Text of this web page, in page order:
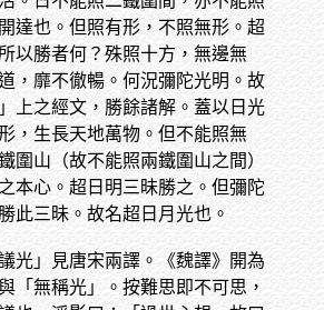
達也。但照有形，不照無形。超
以勝者何？殊照十方，無邊無
，靡不徹暢。何況彌陀光明。故
上之經文，勝餘諸解。蓋以日光
，生長天地萬物。但不能照無
圍山（故不能照兩鐵圍山之間）
本心。超日明三昧勝之。但彌陀
此三昧。故名超日月光也。
議光」見唐宋兩譯。《魏譯》開為
「無稱光」。按難思即不可思，